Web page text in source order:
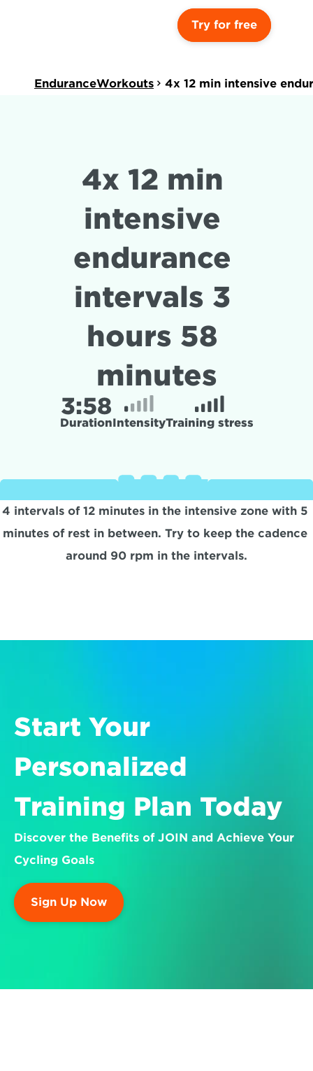
Try for free
EnduranceWorkouts 4x 12 min intensive
4x 12 min
intensive
endurance
intervals 3
hours 58
minutes
3:58
DurationIntensityTraining stress
4 intervals of 12 minutes in the intensive zone with 5
minutes of rest in between. Try to keep the cadence
around 90 rpm in the intervals.
Start Your
Personalized
Training Plan Today
Discover the Benefits of JOIN and Achieve Your
Cycling Goals
Sign Up Now